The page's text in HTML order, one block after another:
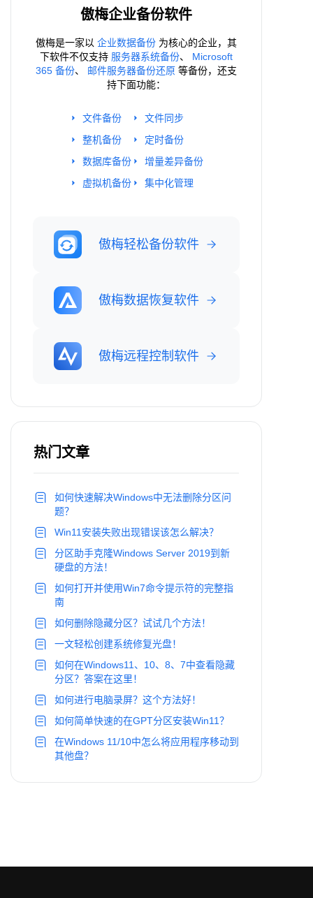
傲梅企业备份软件
傲梅是一家以 企业数据备份 为核心的企业，其
下软件不仅支持 服务器系统备份、 Microsoft
365 备份、 邮件服务器备份还原 等备份，还支
持下面功能：
文件备份
整机备份
数据库备份
虚拟机备份
文件同步
定时备份
增量差异备份
集中化管理
傲梅轻松备份软件
傲梅数据恢复软件
傲梅远程控制软件
热门文章
如何快速解决Windows中无法删除分区问
题？
Win11安装失败出现错误该怎么解决？
分区助手克隆Windows Server 2019到新
硬盘的方法！
如何打开并使用Win7命令提示符的完整指
南
如何删除隐藏分区？试试几个方法！
一文轻松创建系统修复光盘！
如何在Windows11、10、8、7中查看隐藏
分区？答案在这里！
如何进行电脑录屏？这个方法好！
如何简单快速的在GPT分区安装Win11？
在Windows 11/10中怎么将应用程序移动到
其他盘？